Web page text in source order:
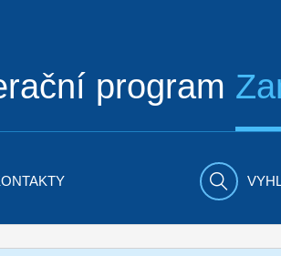
program